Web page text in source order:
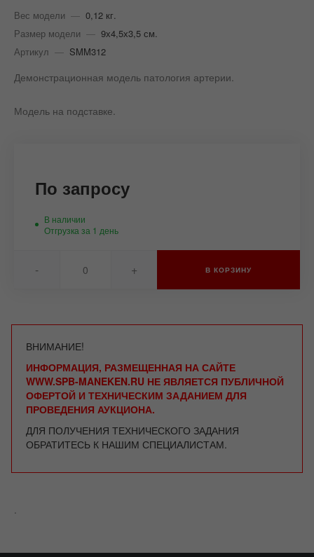
Вес модели — 0,12 кг.
Размер модели — 9х4,5х3,5 см.
Артикул — SMM312
Демонстрационная модель патология артерии.
Модель на подставке.
По запросу
В наличии
Отгрузка за 1 день
- + В КОРЗИНУ
ВНИМАНИЕ!
ИНФОРМАЦИЯ, РАЗМЕЩЕННАЯ НА САЙТЕ
WWW.SPB-MANEKEN.RU НЕ ЯВЛЯЕТСЯ ПУБЛИЧНОЙ
ОФЕРТОЙ И ТЕХНИЧЕСКИМ ЗАДАНИЕМ ДЛЯ
ПРОВЕДЕНИЯ АУКЦИОНА.
ДЛЯ ПОЛУЧЕНИЯ ТЕХНИЧЕСКОГО ЗАДАНИЯ
ОБРАТИТЕСЬ К НАШИМ СПЕЦИАЛИСТАМ.